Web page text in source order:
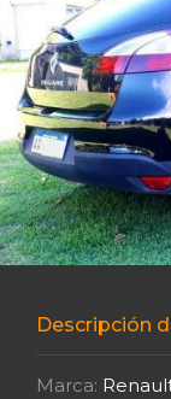
Descripción
Marca: